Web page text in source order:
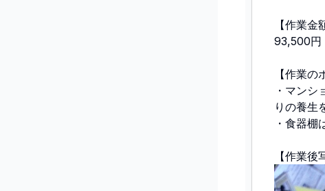
【作業金
93,500円
【作業の
・マン
りの養生
・食器棚
【作業後